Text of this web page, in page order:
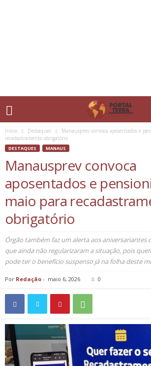
Início Destaques
Manausprev convoca aposentados e
recadastramento obrigatório
DESTAQUES MANAUS
Manausprev convoca
aposentados e
maio para
obrigatório
Órgão também faz um alerta aos aniversariantes
que ainda não regularizaram a situação, pois
pode ter o benefício suspenso já na folha deste
Por Redação - maio 6, 2026 0